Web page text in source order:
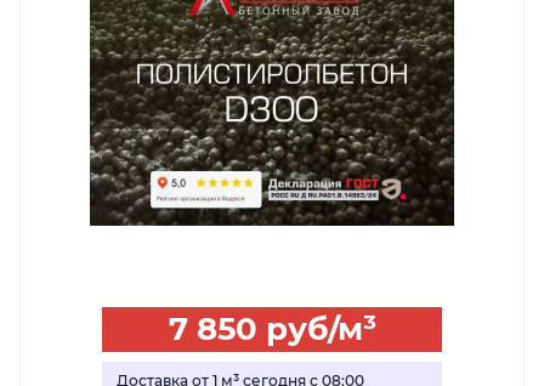
7 850 руб/м³
Доставка от 1 м³ сегодня с 08:00